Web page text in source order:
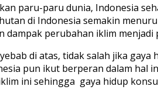
paru-paru dunia, Indonesia
di Indonesia semakin
dampak perubahan iklim
di atas, tidak salah jika
pun ikut berperan dalam hal
ini sehingga gaya hidup